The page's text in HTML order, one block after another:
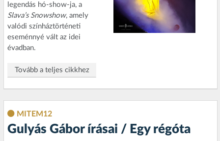
legendás hó-show-ja, a
Slava’s Snowshow, amely
valódi színháztörténeti
eseménnyé vált az idei
évadban.
Tovább a teljes cikkhez
MITEM12
Gulyás Gábor írásai / Egy régóta